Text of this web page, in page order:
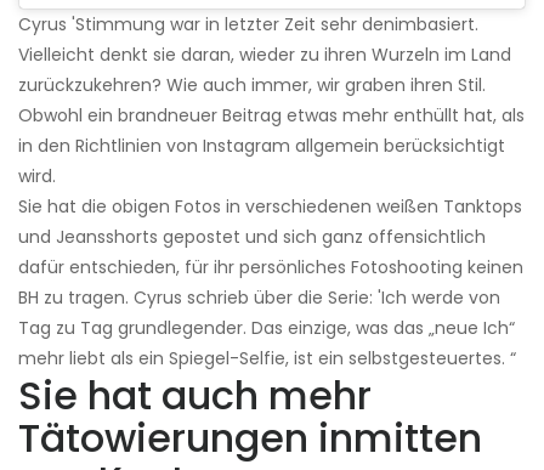
Cyrus 'Stimmung war in letzter Zeit sehr denimbasiert.
Vielleicht denkt sie daran, wieder zu ihren Wurzeln im Land
zurückzukehren? Wie auch immer, wir graben ihren Stil.
Obwohl ein brandneuer Beitrag etwas mehr enthüllt hat, als
in den Richtlinien von Instagram allgemein berücksichtigt
wird.
Sie hat die obigen Fotos in verschiedenen weißen Tanktops
und Jeansshorts gepostet und sich ganz offensichtlich
dafür entschieden, für ihr persönliches Fotoshooting keinen
BH zu tragen. Cyrus schrieb über die Serie: 'Ich werde von
Tag zu Tag grundlegender. Das einzige, was das „neue Ich“
mehr liebt als ein Spiegel-Selfie, ist ein selbstgesteuertes. “
Sie hat auch mehr
Tätowierungen inmitten